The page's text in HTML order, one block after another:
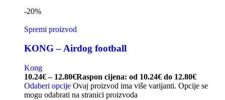
-20%
Spremi proizvod
KONG – Airdog football
Kong
10.24€ – 12.80€Raspon cijena: od 10.24€ do 12.80€
Odaberi opcije Ovaj proizvod ima više varijanti. Opcije se
mogu odabrati na stranici proizvoda